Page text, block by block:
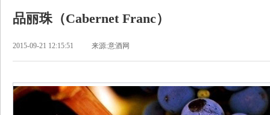
品丽珠（Cabernet Franc）
2015-09-21 12:15:51 来源:意酒网